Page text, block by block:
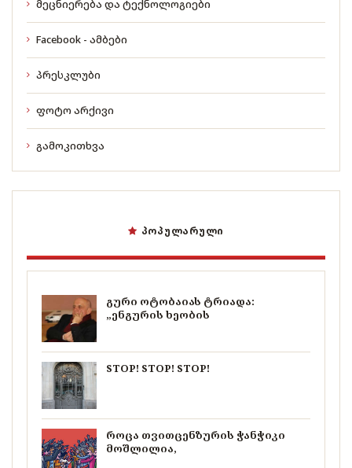
მეცნიერება და ტექნოლოგიები
Facebook - ამბები
პრესკლუბი
ფოტო არქივი
გამოკითხვა
ᲞᲝᲞᲣᲚᲐᲠᲣᲚᲘ
გური ოტობაიას ტრიადა:
„ენგურის ხეობის
STOP! STOP! STOP!
როცა თვითცენზურის ჭანჭიკი
მოშლილია,